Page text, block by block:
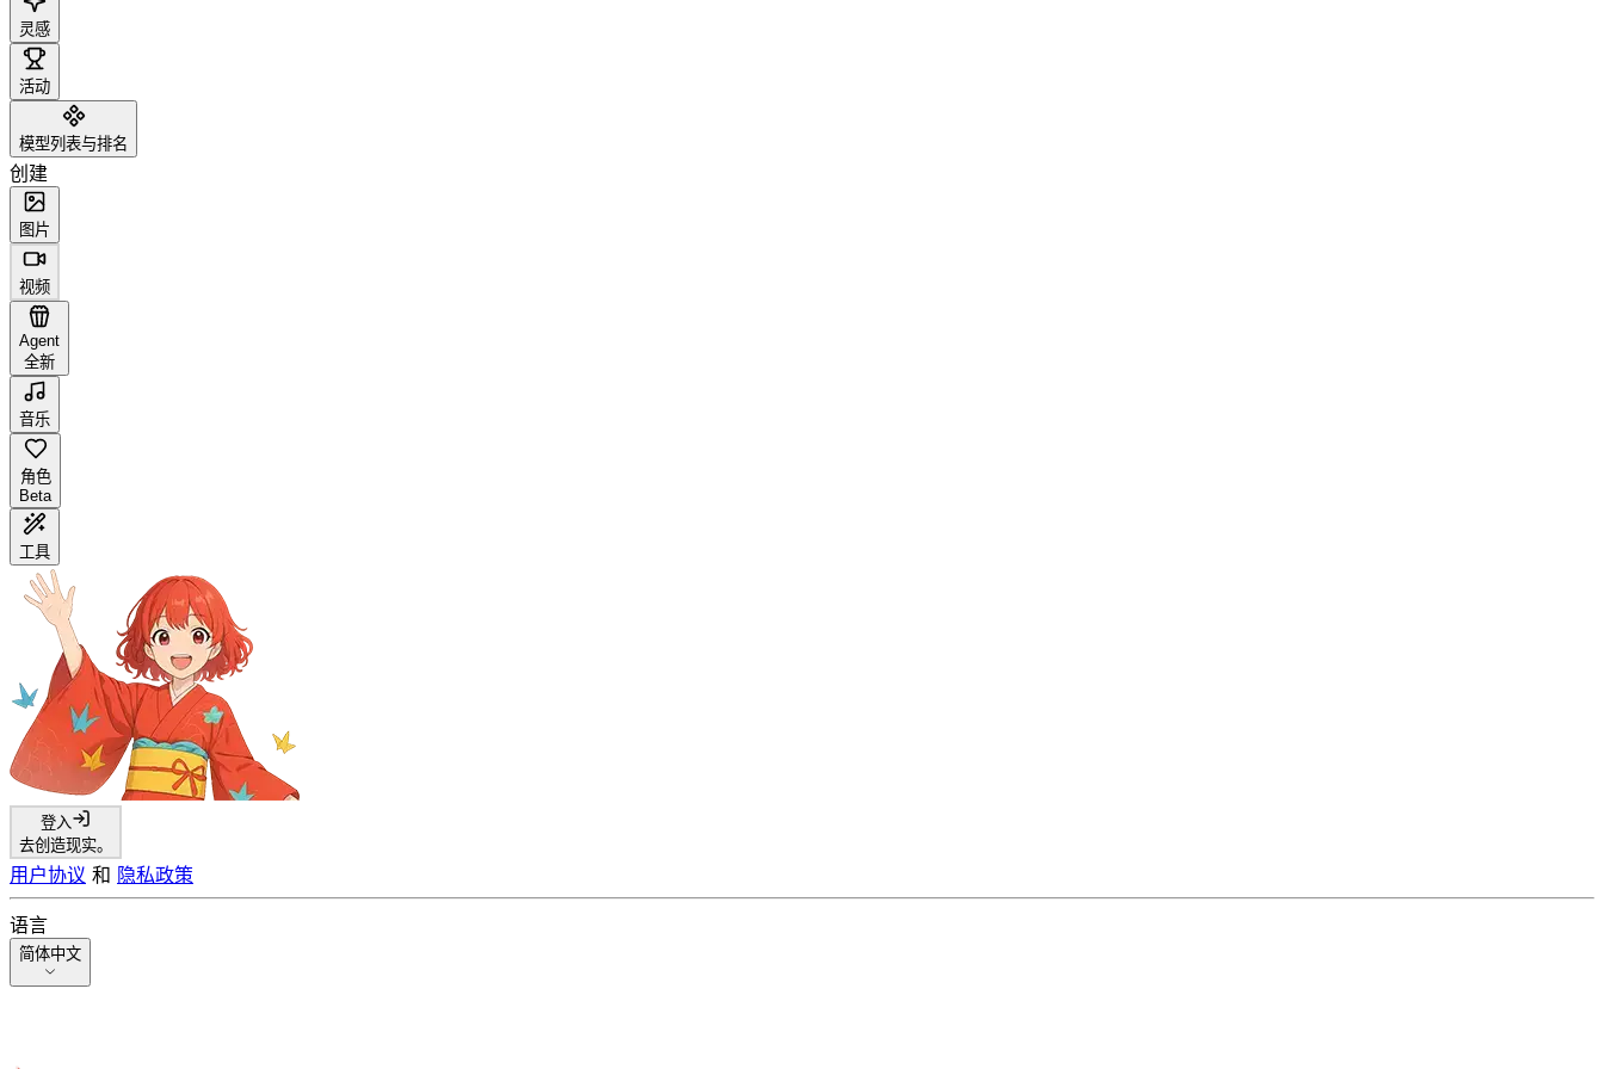
灵感
活动
模型列表与排名
创建
图片
视频
Agent
全新
音乐
角色
Beta
工具
登入
去创造现实。
用户协议 和 隐私政策
语言
简体中文